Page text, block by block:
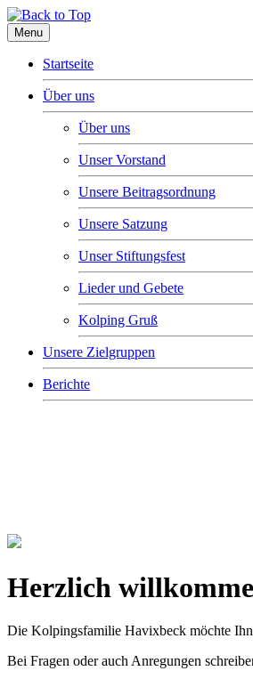
Menu
Startseite
Über uns
Über uns
Unser Vorstand
Unsere Beitragsordnung
Unsere Satzung
Unser Stiftungsfest
Lieder und Gebete
Kolping Gruß
Unsere Zielgruppen
Berichte
Herzlich
Die Kolpingsfamilie Havixbeck möchte
Bei Fragen oder auch Anregungen